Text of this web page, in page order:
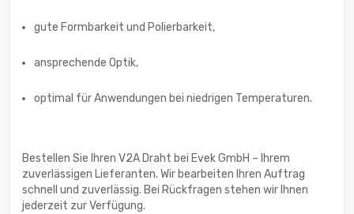
gute Formbarkeit und Polierbarkeit,
ansprechende Optik,
optimal für Anwendungen bei niedrigen Temperaturen.
Bestellen Sie Ihren V2A Draht bei Evek GmbH – Ihrem
zuverlässigen Lieferanten. Wir bearbeiten Ihren Auftrag
schnell und zuverlässig. Bei Rückfragen stehen wir Ihnen
jederzeit zur Verfügung.